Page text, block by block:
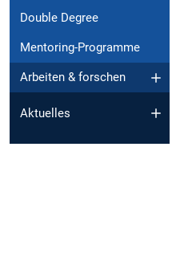
Double Degree
Mentoring-Programme
Arbeiten & forschen
Aktuelles